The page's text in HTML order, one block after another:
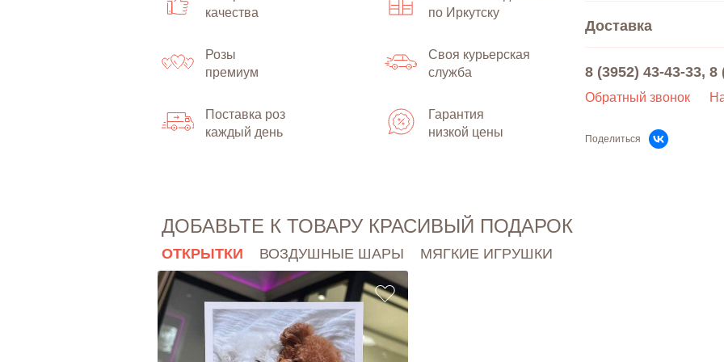
качества
по Иркутску
Розы
премиум
Своя курьерская
служба
Поставка роз
каждый день
Гарантия
низкой цены
Maestro, Visa, Visa
получении заказа.
Подробнее об оплате
Доставка
К точному времени -
Доставка в
"Платная доставка" -
8 (3952) 43-43-33, 8
Обратный звонок
Поделиться
ДОБАВЬТЕ К ТОВАРУ КРАСИВЫЙ ПОДАРОК
ОТКРЫТКИ ВОЗДУШНЫЕ ШАРЫ МЯГКИЕ ИГРУШКИ